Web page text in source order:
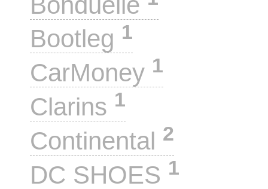
Bootleg 1
CarMoney 1
Clarins 1
Continental 2
DC SHOES 1